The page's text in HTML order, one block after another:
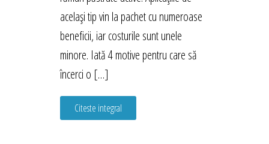
același tip vin la pachet cu numeroase
beneficii, iar costurile sunt unele
minore. Iată 4 motive pentru care să
încerci o […]
Citeste integral